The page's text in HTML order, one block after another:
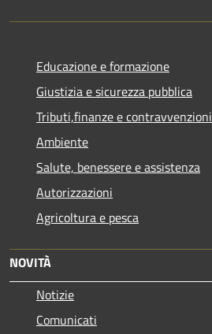
Educazione e formazione
Giustizia e sicurezza pubblica
Tributi,finanze e contravvenzioni
Ambiente
Salute, benessere e assistenza
Autorizzazioni
Agricoltura e pesca
NOVITÀ
Notizie
Comunicati